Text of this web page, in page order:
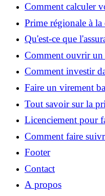
Comment calculer
source ?
Prime régionale à la
comment en
Qu'est-ce que
pourquoi en avez-
Comment ouvrir un
Boursorama ?
Comment investir
?
Faire un virement
et conseils pratiques
Tout savoir sur la
exonérée et non
Licenciement pour
: ce qu'il faut savoir
Comment faire
avec La Poste ?
Footer
Contact
A propos